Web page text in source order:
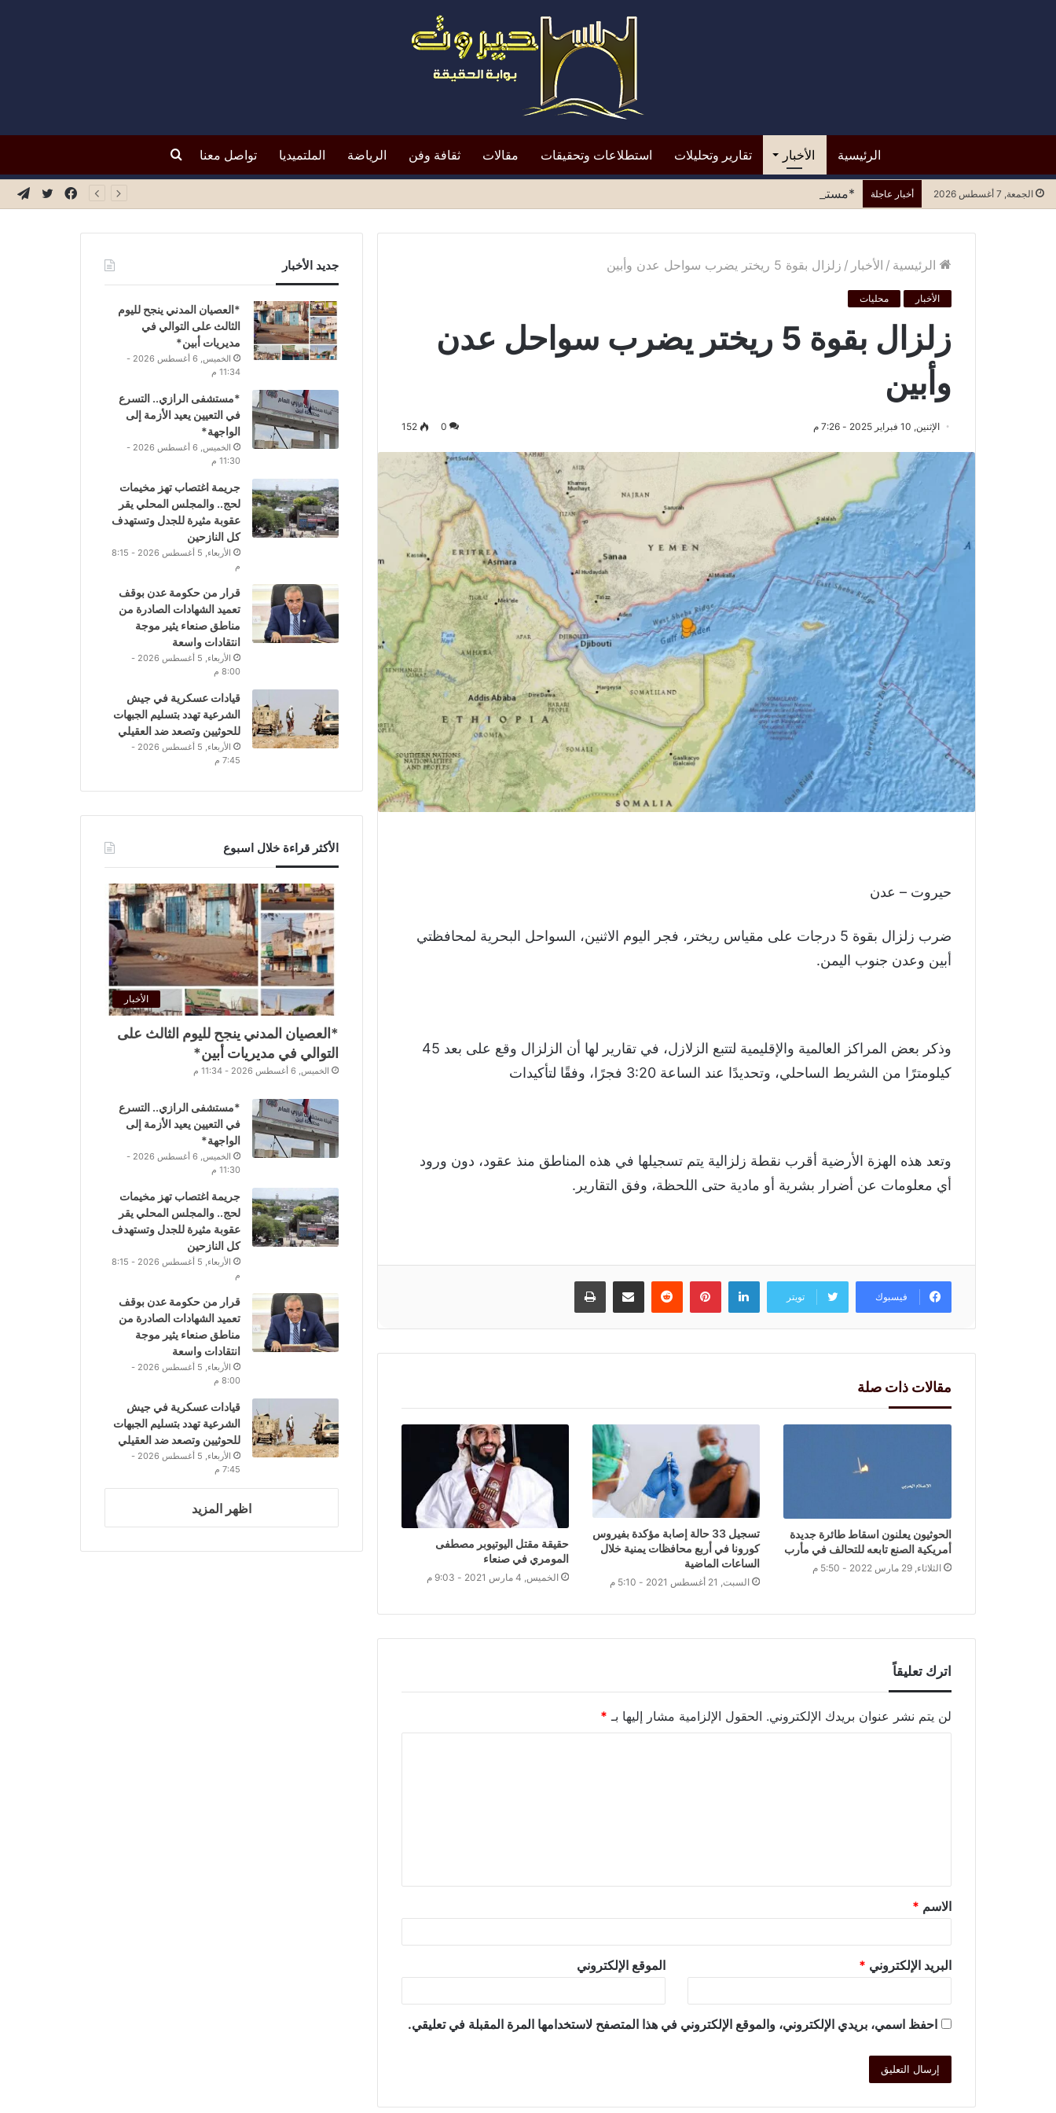
الرئيسية الأخبار تقارير وتحليلات استطلاعات وتحقيقات مقالات ثقافة وفن الرياضة الملتميديا تواصل معنا بحث
الجمعة, 7 أغسطس 2026 أخبار عاجلة *مستشفى الرازي.. التسرع في التعيين يعيد الأزمة إلى الواجهة* تويتر
فيسبوك
الرئيسية / الأخبار / زلزال بقوة 5 ريختر يضرب سواحل عدن وأبين
الأخبار محليات
زلزال بقوة 5 ريختر يضرب سواحل عدن
وأبين
الإثنين, 10 فبراير 2025 - 7:26 م 0
152
حيروت – عدن
ضرب زلزال بقوة 5 درجات على مقياس ريختر، فجر اليوم الاثنين، السواحل البحرية لمحافظتي
أبين وعدن جنوب اليمن.
وذكر بعض المراكز العالمية والإقليمية لتتبع الزلازل، في تقارير لها أن الزلزال وقع على بعد 45
كيلومترًا من الشريط الساحلي، وتحديدًا عند الساعة 3:20 فجرًا، وفقًا لتأكيدات
وتعد هذه الهزة الأرضية أقرب نقطة زلزالية يتم تسجيلها في هذه المناطق منذ عقود، دون ورود
أي معلومات عن أضرار بشرية أو مادية حتى اللحظة، وفق التقارير.
فيسبوك تويتر
لينكدإنبينتيريست
‏Reddit مشاركة عبر البريد طباعة
مقالات ذات صلة
الحوثيون يعلنون اسقاط طائرة جديدة
أمريكية الصنع تابعه للتحالف في مأرب
الثلاثاء, 29 مارس 2022 - 5:50 م
تسجيل 33 حالة إصابة مؤكدة بفيروس
كورونا في أربع محافظات يمنية خلال
الساعات الماضية
السبت, 21 أغسطس 2021 - 5:10 م
حقيقة مقتل اليوتيوبر مصطفى
المومري في صنعاء
الخميس, 4 مارس 2021 - 9:03 م
اترك تعليقاً
لن يتم نشر عنوان بريدك الإلكتروني. الحقول الإلزامية مشار إليها بـ *
الاسم *
البريد الإلكتروني * الموقع الإلكتروني
احفظ اسمي، بريدي الإلكتروني، والموقع الإلكتروني في هذا المتصفح لاستخدامها المرة المقبلة في تعليقي.
جديد الأخبار
*العصيان المدني ينجح لليوم
الثالث على التوالي في
مديريات أبين*
الخميس, 6 أغسطس 2026 -
11:34 م
*مستشفى الرازي.. التسرع
في التعيين يعيد الأزمة إلى
الواجهة*
الخميس, 6 أغسطس 2026 -
11:30 م
جريمة اغتصاب تهز مخيمات
لحج.. والمجلس المحلي يقر
عقوبة مثيرة للجدل وتستهدف
كل النازحين
الأربعاء, 5 أغسطس 2026 - 8:15
م
قرار من حكومة عدن بوقف
تعميد الشهادات الصادرة من
مناطق صنعاء يثير موجة
انتقادات واسعة
الأربعاء, 5 أغسطس 2026 -
8:00 م
قيادات عسكرية في جيش
الشرعية تهدد بتسليم الجبهات
للحوثيين وتصعد ضد العقيلي
الأربعاء, 5 أغسطس 2026 -
7:45 م
الأكثر قراءة خلال اسبوع
الأخبار
*العصيان المدني ينجح لليوم الثالث على
التوالي في مديريات أبين*
الخميس, 6 أغسطس 2026 - 11:34 م
*مستشفى الرازي.. التسرع
في التعيين يعيد الأزمة إلى
الواجهة*
الخميس, 6 أغسطس 2026 -
11:30 م
جريمة اغتصاب تهز مخيمات
لحج.. والمجلس المحلي يقر
عقوبة مثيرة للجدل وتستهدف
كل النازحين
الأربعاء, 5 أغسطس 2026 - 8:15
م
قرار من حكومة عدن بوقف
تعميد الشهادات الصادرة من
مناطق صنعاء يثير موجة
انتقادات واسعة
الأربعاء, 5 أغسطس 2026 -
8:00 م
قيادات عسكرية في جيش
الشرعية تهدد بتسليم الجبهات
للحوثيين وتصعد ضد العقيلي
الأربعاء, 5 أغسطس 2026 -
7:45 م
اظهر المزيد